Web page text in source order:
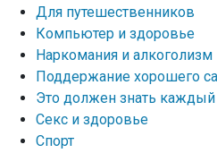
Для путешественников
Компьютер и здоровье
Наркомания и алкоголизм
Поддержание хорошего
Это должен знать каждый
Секс и здоровье
Спорт